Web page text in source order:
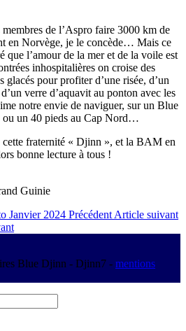
de l’Aspro faire 3000 km de
en Norvège, je le concède… Mais ce
que l’amour de la mer et de la voile est
inhospitalières on croise des
pour profiter d’une risée, d’un
verre d’aquavit au ponton avec les
notre envie de naviguer, sur un Blue
ou un 40 pieds au Cap Nord…
fraternité « Djinn », et la BAM en
bonne lecture à tous !
Guinie
Janvier 2024 Précédent Article suivant
Blue Djinn - Djinn7 - mentions